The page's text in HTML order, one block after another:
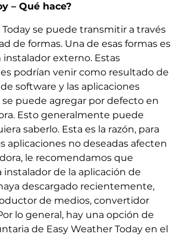
– Qué hace?
Today se puede transmitir a través
de formas. Una de esas formas es
instalador externo. Estas
podrían venir como resultado de
software y las aplicaciones
puede agregar por defecto en
Esto generalmente puede
saberlo. Esta es la razón, para
aplicaciones no deseadas afecten
le recomendamos que
de la aplicación de
descargado recientemente,
de medios, convertidor
lo general, hay una opción de
de Easy Weather Today en el